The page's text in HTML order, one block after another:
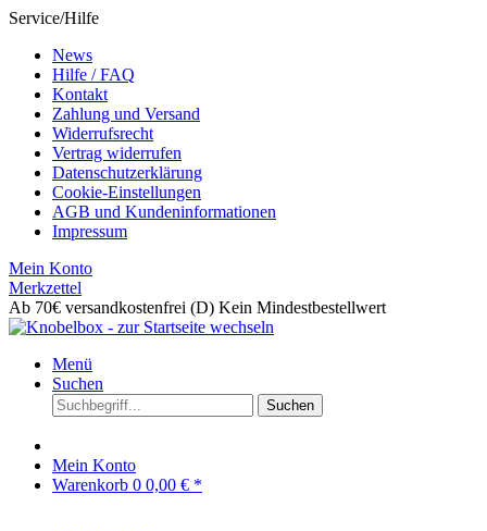
Service/Hilfe
News
Hilfe / FAQ
Kontakt
Zahlung und Versand
Widerrufsrecht
Vertrag widerrufen
Datenschutzerklärung
Cookie-Einstellungen
AGB und Kundeninformationen
Impressum
Mein Konto
Merkzettel
Ab 70€ versandkostenfrei (D) Kein Mindestbestellwert
Menü
Suchen
Suchen
Mein Konto
Warenkorb 0 0,00 € *